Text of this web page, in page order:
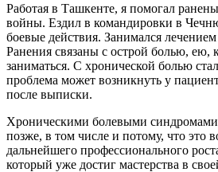
Работая в Ташкенте, я помогал
войны. Ездил в командировки в
боевые действия. Занимался
Ранения связаны с острой болью, ею,
заниматься. С хронической болью
проблема может возникнуть у
после выписки.
Хроническими болевыми синдромами
позже, в том числе и потому, что это
дальнейшего профессионального
который уже достиг мастерства в